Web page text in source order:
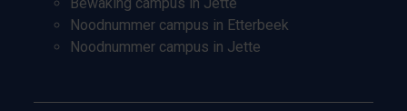
Noodnummer campus in Etterbeek
Noodnummer campus in Jette